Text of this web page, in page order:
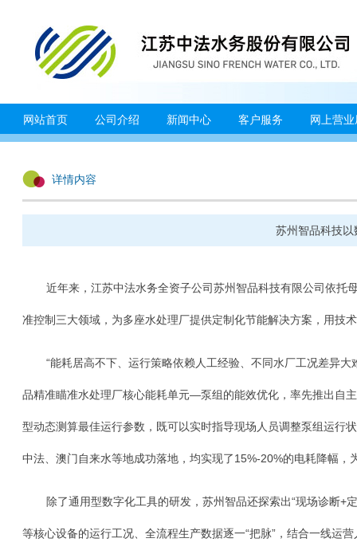
网站首页 公司介绍 新闻中心 客户服务 网上营业
详情内容
苏州智品科技
近年来，江苏中法水务全资子公司苏州智品科技有限公司依托
准控制三大领域，为多座水处理厂提供定制化节能解决方案，用技
“能耗居高不下、运行策略依赖人工经验、不同水厂工况差异
品精准瞄准水处理厂核心能耗单元—泵组的能效优化，率先推出自
型动态测算最佳运行参数，既可以实时指导现场人员调整泵组运行
中法、澳门自来水等地成功落地，均实现了15%-20%的电耗降幅
除了通用型数字化工具的研发，苏州智品还探索出“现场诊断
等核心设备的运行工况、全流程生产数据逐一“把脉”，结合一线运